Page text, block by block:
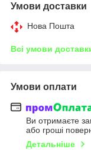
Умови доставки
Нова Пошта
Всі умови
Умови оплати
Ви отримаєте
або гроші
Детальніше